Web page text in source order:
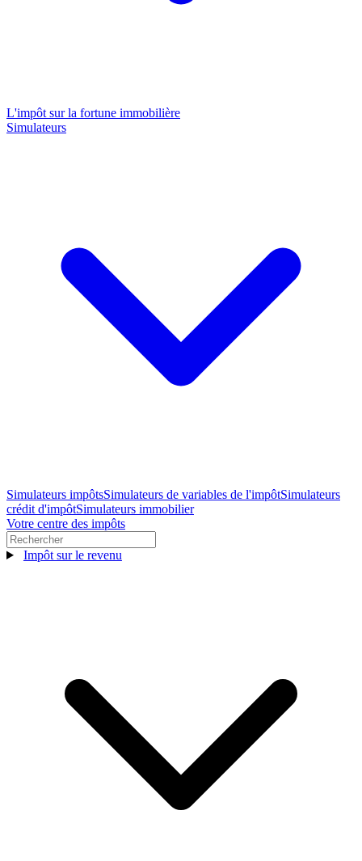
L'impôt sur la fortune immobilière
Simulateurs
Simulateurs impôtsSimulateurs de variables de l'impôtSimulateurs
crédit d'impôtSimulateurs immobilier
Votre centre des impôts
Impôt sur le revenu